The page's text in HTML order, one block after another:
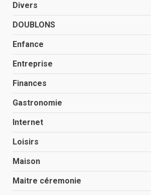
Divers
DOUBLONS
Enfance
Entreprise
Finances
Gastronomie
Internet
Loisirs
Maison
Maitre céremonie